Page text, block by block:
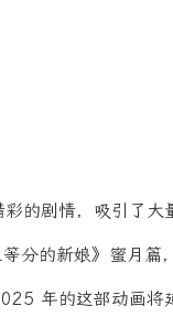
的剧情，吸引了大
分的新娘》蜜月篇
年的这部动画将